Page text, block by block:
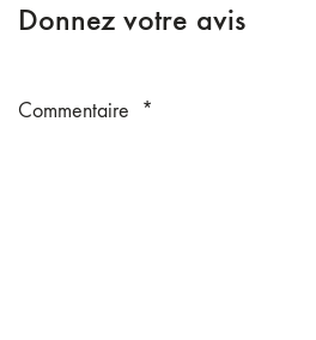
Donnez votre avis
Commentaire *